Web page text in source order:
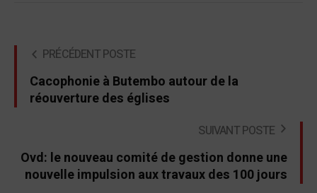
PRÉCÉDENT POSTE
Cacophonie à Butembo autour de la
réouverture des églises
SUIVANT POSTE
Ovd: le nouveau comité de gestion donne une
nouvelle impulsion aux travaux des 100 jours